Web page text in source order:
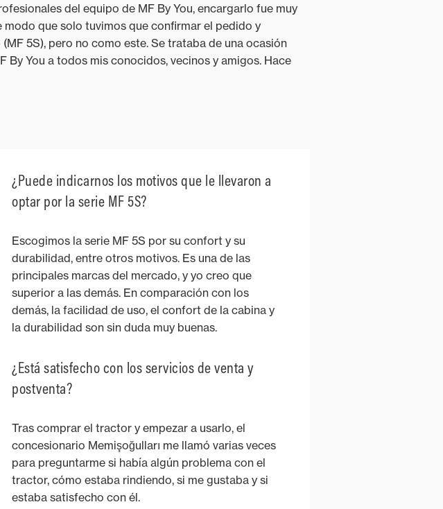
del equipo de MF By You, encargarlo fue muy
que solo tuvimos que confirmar el pedido y
5S), pero no como este. Se trataba de una ocasión
You a todos mis conocidos, vecinos y amigos. Hace
¿Puede indicarnos los motivos que le llevaron a
optar por la serie MF 5S?
Escogimos la serie MF 5S por su confort y su
durabilidad, entre otros motivos. Es una de las
principales marcas del mercado, y yo creo que
superior a las demás. En comparación con los
demás, la facilidad de uso, el confort de la cabina y
la durabilidad son sin duda muy buenas.
¿Está satisfecho con los servicios de venta y
postventa?
Tras comprar el tractor y empezar a usarlo, el
concesionario Memişoğulları me llamó varias veces
para preguntarme si había algún problema con el
tractor, cómo estaba rindiendo, si me gustaba y si
estaba satisfecho con él.